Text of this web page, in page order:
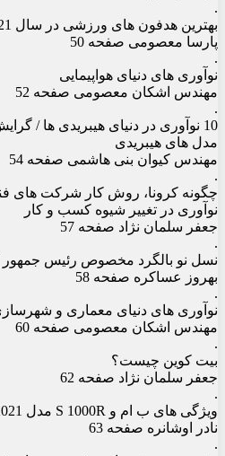
.
بهترین هدفون های ورزشی در سال 2021
پارسا معصومی صفحه 50
.
نوآوری های دنیای هواپیمایی
مهندس اشکان معصومی صفحه 52
.
10 نوآوری در دنیای هیبریدی ها /
مدل های هیبریدی
مهندس کیوان بنی هاشمی صفحه 54
.
چگونه کرونا، روش کار شرکت های
نوآوری در تغییر شیوه کسب و کار
جعفر سلمان نژاد صفحه 57
.
نسل نو بالگرد مخصوص رئیس جمهور
بهروز عساکره صفحه 58
.
نوآوری های دنیای معماری و
مهندس اشکان معصومی صفحه 60
.
بیت کوین چیست؟
جعفر سلمان نژاد صفحه 62
.
ویژگی های ب ام و S 1000R مدل 2021
نادر اوشانره صفحه 63
.